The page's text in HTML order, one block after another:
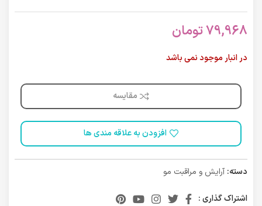
79,968تومان
در انبار موجود نمی باشد
مقایسه
افزودن به علاقه مندی ها
دسته: آرایش و مراقبت مو
اشتراک گذاری :